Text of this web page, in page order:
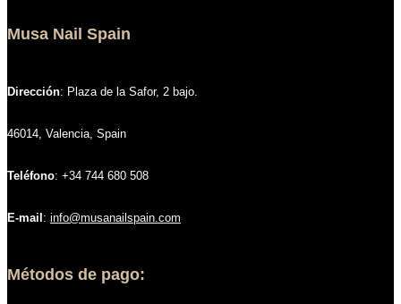
Musa Nail Spain
Dirección: Plaza de la Safor, 2 bajo.
46014, Valencia, Spain
Teléfono: +34 744 680 508
E-mail: info@musanailspain.com
Métodos de pago: